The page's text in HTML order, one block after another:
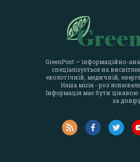
GreenPost — інформаційно-
спеціалізується на
екологічній, медичній,
Наша місія -
Інформація має бути
за